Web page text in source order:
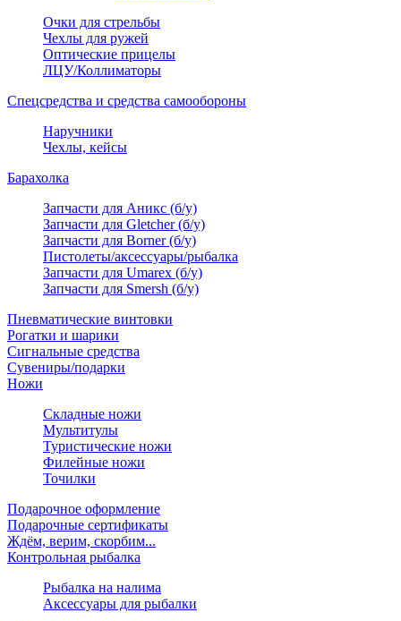
Очки для стрельбы
Чехлы для ружей
Оптические прицелы
ЛЦУ/Коллиматоры
Спецсредства и средства самообороны
Наручники
Чехлы, кейсы
Барахолка
Запчасти для Аникс (б/у)
Запчасти для Gletcher (б/у)
Запчасти для Borner (б/у)
Пистолеты/аксессуары/рыбалка
Запчасти для Umarex (б/у)
Запчасти для Smersh (б/у)
Пневматические винтовки
Рогатки и шарики
Сигнальные средства
Сувениры/подарки
Ножи
Складные ножи
Мультитулы
Туристические ножи
Филейные ножи
Точилки
Подарочное оформление
Подарочные сертификаты
Ждём, верим, скорбим...
Контрольная рыбалка
Рыбалка на налима
Аксессуары для рыбалки